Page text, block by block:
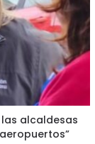
alcaldesas